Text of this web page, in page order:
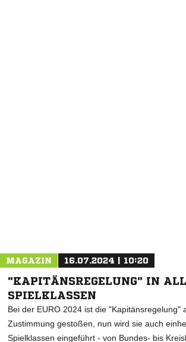
MAGAZIN 16.07.2024 | 10:20
"KAPITÄNSREGELUNG" IN
SPIELKLASSEN
Bei der EURO 2024 ist die "Kapitänsregelung"
Zustimmung gestoßen, nun wird sie auch
Spielklassen eingeführt - von Bundes- bis